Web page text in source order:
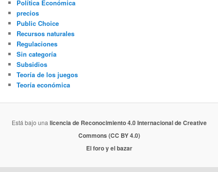
Política Económica
precios
Public Choice
Recursos naturales
Regulaciones
Sin categoría
Subsidios
Teoría de los juegos
Teoría económica
Está bajo una licencia de Reconocimiento 4.0 Internacional de Creative
Commons (CC BY 4.0)
El foro y el bazar